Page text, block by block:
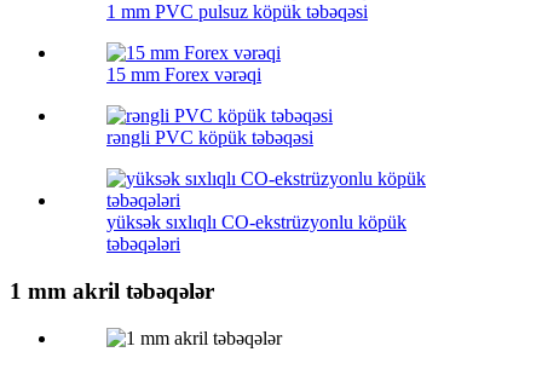
1 mm PVC pulsuz köpük təbəqəsi
15 mm Forex vərəqi
rəngli PVC köpük təbəqəsi
yüksək sıxlıqlı CO-ekstrüzyonlu köpük
təbəqələri
1 mm akril təbəqələr